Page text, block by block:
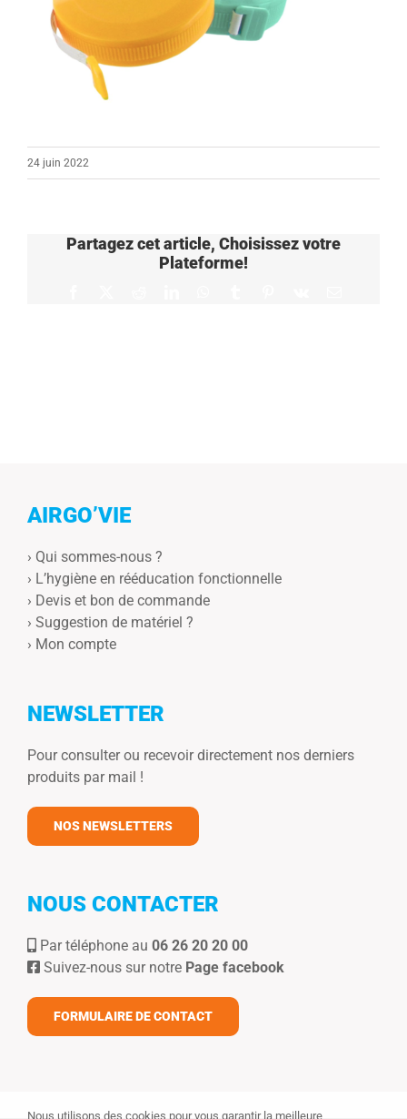
24 juin 2022
Partagez cet article, Choisissez votre
Plateforme!
AIRGO’VIE
› Qui sommes-nous ?
› L’hygiène en rééducation fonctionnelle
› Devis et bon de commande
› Suggestion de matériel ?
› Mon compte
NEWSLETTER
Pour consulter ou recevoir directement nos derniers
produits par mail !
NOS NEWSLETTERS
NOUS CONTACTER
Par téléphone au 06 26 20 20 00
Suivez-nous sur notre Page facebook
FORMULAIRE DE CONTACT
Nous utilisons des cookies pour vous garantir la meilleure